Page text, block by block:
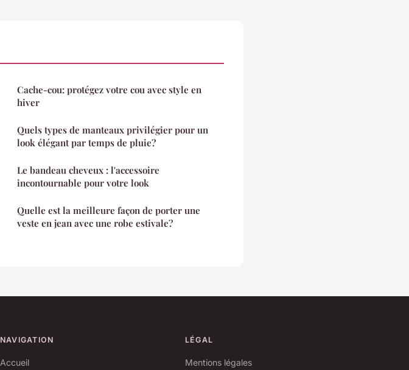
Cache-cou: protégez votre cou avec style en
hiver
Quels types de manteaux privilégier pour un
look élégant par temps de pluie?
Le bandeau cheveux : l'accessoire
incontournable pour votre look
Quelle est la meilleure façon de porter une
veste en jean avec une robe estivale?
NAVIGATION
Accueil
LÉGAL
Mentions légales